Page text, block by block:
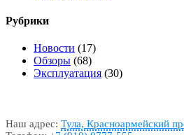
Рубрики
Новости (17)
Обзоры (68)
Эксплуатация (30)
Наш адрес: Тула, Красноармейский